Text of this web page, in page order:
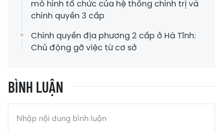
mô hình tổ chức của hệ thống chính trị và
chính quyền 3 cấp
Chính quyền địa phương 2 cấp ở Hà Tĩnh:
Chủ động gỡ việc từ cơ sở
BÌNH LUẬN